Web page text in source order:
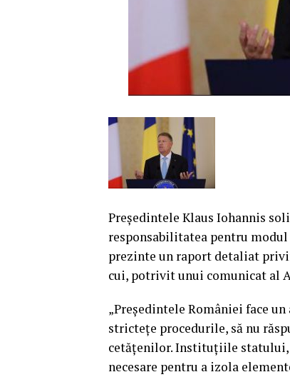
Preşedintele Klaus Iohannis
responsabilitatea pentru
prezinte un raport detaliat
cui, potrivit unui comunicat al
„Preşedintele României face
stricteţe procedurile, să nu
cetăţenilor.Instituţiile statului,
necesare pentru a izola